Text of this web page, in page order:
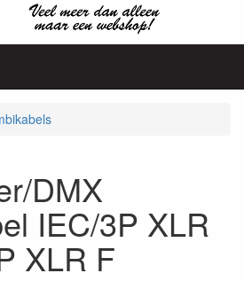
DMX
IEC/3P XLR
XLR F